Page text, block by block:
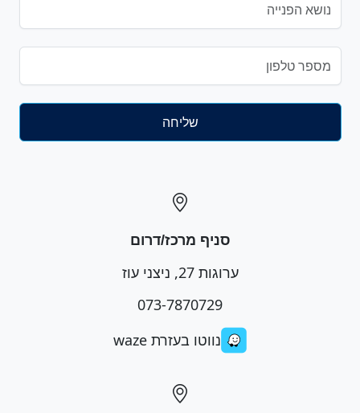
סניף מרכז/דרום
ערוגות 27, ניצני עוז
073-7870729
נווטו בעזרת waze